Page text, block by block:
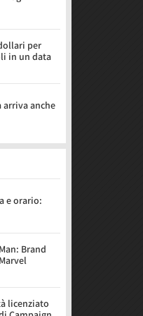
per
in un data
arriva anche
e orario:
Brand
licenziato